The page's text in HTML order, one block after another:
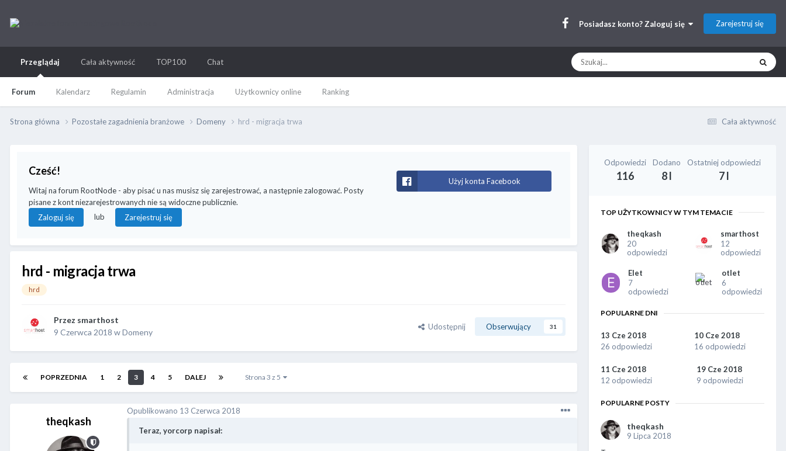
Posiadasz konto? Zaloguj się Zarejestruj się
Przeglądaj
Forum Kalendarz Regulamin Administracja Użytkownicy online Ranking
Cała aktywność TOP100 Chat
Cała aktywność
Strona główna Pozostałe zagadnienia branżowe Domeny hrd - migracja trwa
Cześć!
Witaj na forum RootNode - aby pisać u nas musisz się zarejestrować, a następnie zalogować. Posty
pisane z kont niezarejestrowanych nie są widoczne publicznie.
Zaloguj się
lub Zarejestruj się
Użyj konta Facebook
hrd - migracja trwa
hrd
Przez smarthost
9 Czerwca 2018 wDomeny
Udostępnij Obserwujący 31
POPRZEDNIA 1 2 3 4 5 DALEJ Strona 3 z 5
theqkash
Opublikowano 13 Czerwca 2018
Teraz, yorcorp napisał:
Odpowiedzi
116
Dodano
8 l
Ostatniej odpowiedzi
7 l
TOP UŻYTKOWNICY W TYM TEMACIE
theqkash
20
odpowiedzi
smarthost
12
odpowiedzi
Elet
7
odpowiedzi
otlet
6
odpowiedzi
POPULARNE DNI
13 Cze 2018
26 odpowiedzi
10 Cze 2018
16 odpowiedzi
11 Cze 2018
12 odpowiedzi
19 Cze 2018
9 odpowiedzi
POPULARNE POSTY
theqkash
9 Lipca 2018